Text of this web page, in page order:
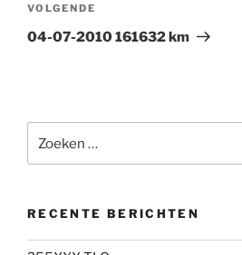
Volgend
bericht
VOLGENDE
04-07-2010 161632 km
naar:
RECENTE BERICHTEN